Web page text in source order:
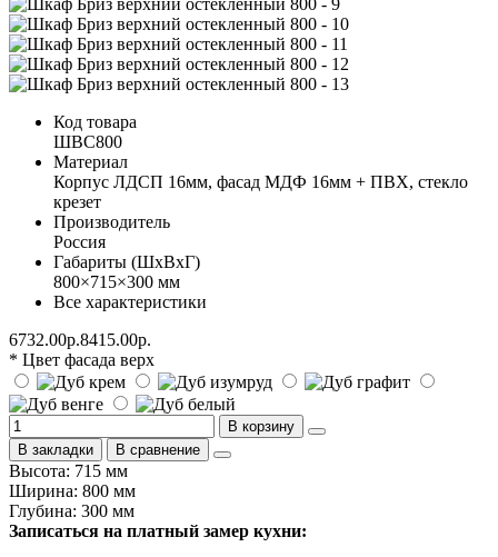
Код товара
ШВС800
Материал
Корпус ЛДСП 16мм, фасад МДФ 16мм + ПВХ, стекло
крезет
Производитель
Россия
Габариты (ШхВхГ)
800×715×300 мм
Все характеристики
6732.00р.8415.00р.
* Цвет фасада верх
В корзину
В закладки
В сравнение
Высота: 715 мм
Ширина: 800 мм
Глубина: 300 мм
Записаться на платный замер кухни: